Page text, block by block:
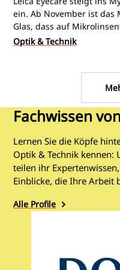
ein. Ab November ist das
Glas, dass auf
Additionswirkung setzt.
Optik & Technik
Fachwissen
Alle Profile
Lernen Sie die Köpfe
Optik & Technik kennen:
teilen ihr
Einblicke, die Ihre Arbeit